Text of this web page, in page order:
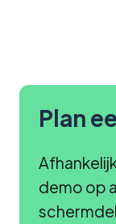
Plan
demo op